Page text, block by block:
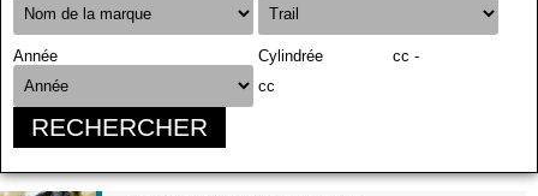
Année Cylindrée
cc -
cc
RECHERCHER